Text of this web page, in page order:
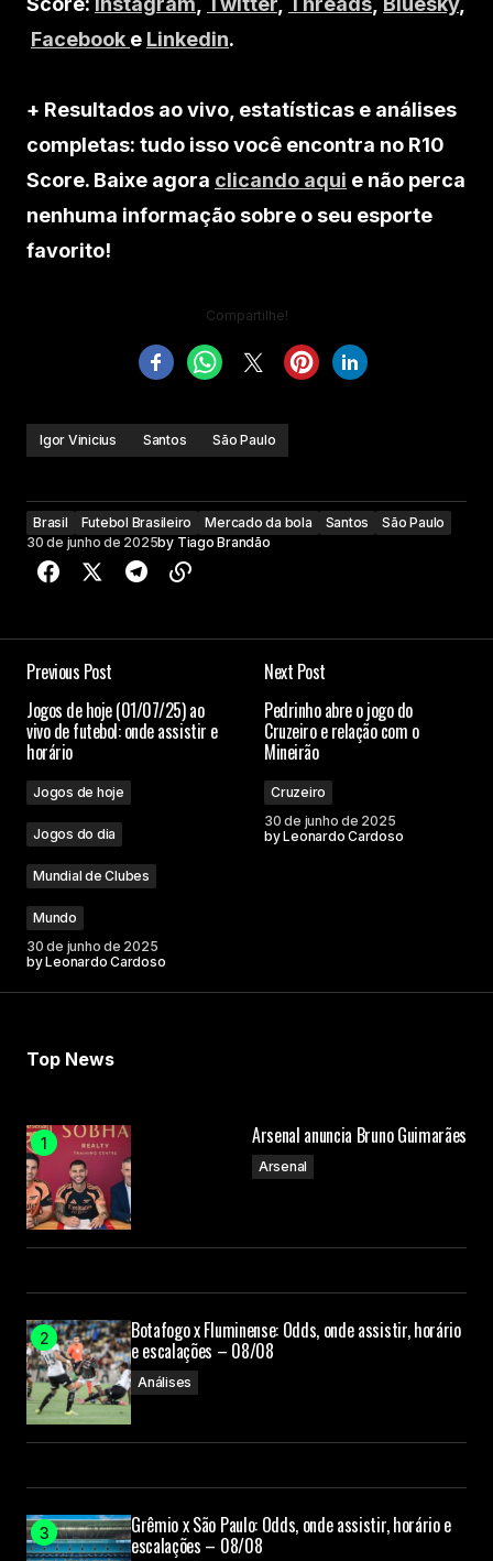
Facebook e Linkedin.
+ Resultados ao vivo, estatísticas e análises
completas: tudo isso você encontra no R10
Score. Baixe agora clicando aqui e não perca
nenhuma informação sobre o seu esporte
favorito!
Compartilhe!
Igor Vinicius Santos São Paulo
Brasil Futebol Brasileiro Mercado da bola Santos
São Paulo
30 de junho de 2025by Tiago Brandão
Previous Post
Jogos de hoje (01/07/25) ao
vivo de futebol: onde assistir e
horário
Jogos de hoje
Jogos do dia
Mundial de Clubes
Mundo
30 de junho de 2025
byLeonardo Cardoso
Next Post
Pedrinho abre o jogo do
Cruzeiro e relação com o
Mineirão
Cruzeiro
30 de junho de 2025
byLeonardo Cardoso
Top News
Arsenal anuncia Bruno Guimarães
Arsenal
Botafogo x Fluminense: Odds, onde assistir, horário
e escalações – 08/08
Análises
Grêmio x São Paulo: Odds, onde assistir, horário e
escalações – 08/08